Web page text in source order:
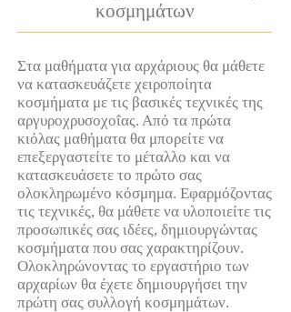
κοσμημάτων
Στα μαθήματα για αρχάριους θα μάθετε
να κατασκευάζετε χειροποίητα
κοσμήματα με τις βασικές τεχνικές της
αργυροχρυσοχοΐας. Από τα πρώτα
κιόλας μαθήματα θα μπορείτε να
επεξεργαστείτε το μέταλλο και να
κατασκευάσετε το πρώτο σας
ολοκληρωμένο κόσμημα. Εφαρμόζοντας
τις τεχνικές, θα μάθετε να υλοποιείτε τις
προσωπικές σας ιδέες, δημιουργώντας
κοσμήματα που σας χαρακτηρίζουν.
Ολοκληρώνοντας το εργαστήριο των
αρχαρίων θα έχετε δημιουργήσει την
πρώτη σας συλλογή κοσμημάτων.